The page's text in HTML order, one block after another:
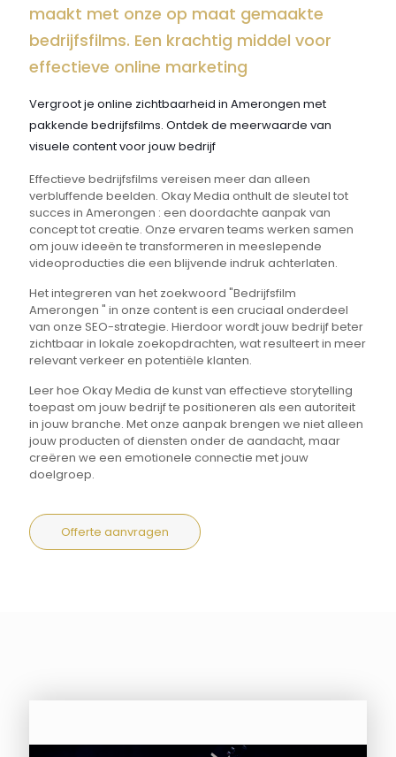
maakt met onze op maat gemaakte
bedrijfsfilms. Een krachtig middel voor
effectieve online marketing
Vergroot je online zichtbaarheid in Amerongen met
pakkende bedrijfsfilms. Ontdek de meerwaarde van
visuele content voor jouw bedrijf
Effectieve bedrijfsfilms vereisen meer dan alleen
verbluffende beelden. Okay Media onthult de sleutel tot
succes in Amerongen : een doordachte aanpak van
concept tot creatie. Onze ervaren teams werken samen
om jouw ideeën te transformeren in meeslepende
videoproducties die een blijvende indruk achterlaten.
Het integreren van het zoekwoord "Bedrijfsfilm
Amerongen " in onze content is een cruciaal onderdeel
van onze SEO-strategie. Hierdoor wordt jouw bedrijf beter
zichtbaar in lokale zoekopdrachten, wat resulteert in meer
relevant verkeer en potentiële klanten.
Leer hoe Okay Media de kunst van effectieve storytelling
toepast om jouw bedrijf te positioneren als een autoriteit
in jouw branche. Met onze aanpak brengen we niet alleen
jouw producten of diensten onder de aandacht, maar
creëren we een emotionele connectie met jouw
doelgroep.
Offerte aanvragen